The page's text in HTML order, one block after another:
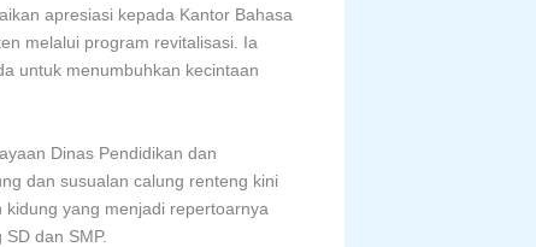
apresiasi kepada Kantor Bahasa
melalui program revitalisasi. Ia
untuk menumbuhkan kecintaan
Dinas Pendidikan dan
dan susualan calung renteng kini
yang menjadi repertoarnya
dan SMP.